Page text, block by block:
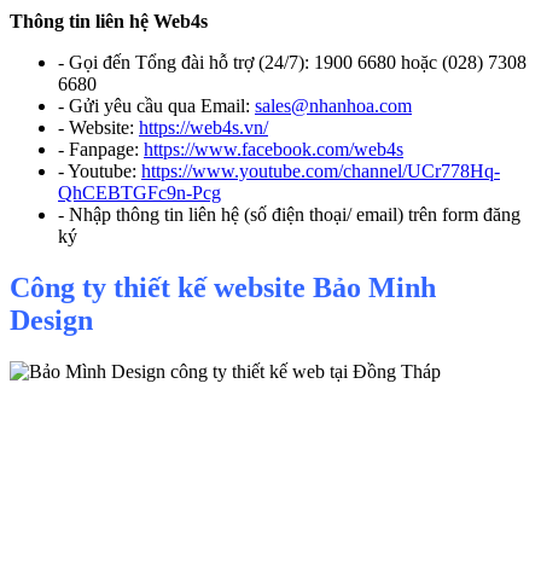
Thông tin liên hệ Web4s
- Gọi đến Tổng đài hỗ trợ (24/7): 1900 6680 hoặc (028) 7308
6680
- Gửi yêu cầu qua Email: sales@nhanhoa.com
- Website: https://web4s.vn/
- Fanpage: https://www.facebook.com/web4s
- Youtube: https://www.youtube.com/channel/UCr778Hq-
QhCEBTGFc9n-Pcg
- Nhập thông tin liên hệ (số điện thoại/ email) trên form đăng
ký
Công ty thiết kế website Bảo Minh
Design